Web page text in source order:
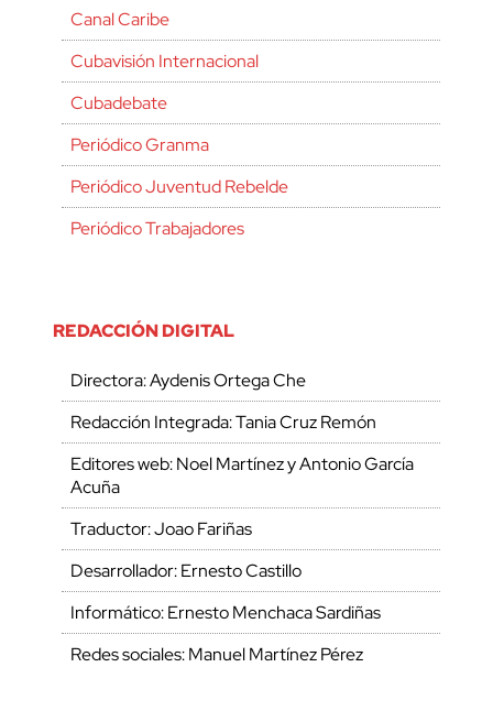
Canal Caribe
Cubavisión Internacional
Cubadebate
Periódico Granma
Periódico Juventud Rebelde
Periódico Trabajadores
REDACCIÓN DIGITAL
Directora: Aydenis Ortega Che
Redacción Integrada: Tania Cruz Remón
Editores web: Noel Martínez y Antonio García
Acuña
Traductor: Joao Fariñas
Desarrollador: Ernesto Castillo
Informático: Ernesto Menchaca Sardiñas
Redes sociales: Manuel Martínez Pérez